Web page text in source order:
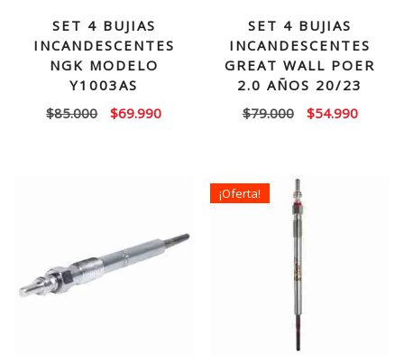
SET 4 BUJIAS
INCANDESCENTES
NGK MODELO
Y1003AS
$85.000
El
$69.990El
$69.990.
SET 4 BUJIAS
INCANDESCENTES
GREAT WALL POER
2.0 AÑOS 20/23
$79.000
El
$54.990El
¡Oferta!